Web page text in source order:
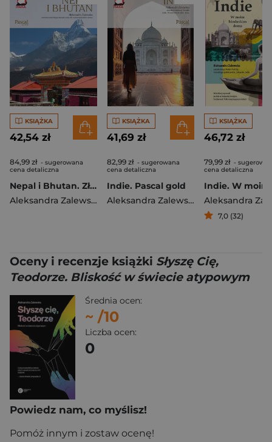
KSIĄŻKA
42,54 zł
84,99 zł - sugerowana
cena detaliczna
Nepal i Bhutan. Złota Seria
Aleksandra Zalewska
KSIĄŻKA
41,69 zł
82,99 zł - sugerowana
cena detaliczna
Indie. Pascal gold
Aleksandra Zalewska
KSIĄŻKA
46,72 zł
79,99 zł -
cena detaliczna
7,0 (32)
Oceny i recenzje książki Słyszę Cię,
Teodorze. Bliskość w świecie atypowym
Średnia ocen:
~ /10
Liczba ocen:
0
Powiedz nam, co myślisz!
Pomóż innym i zostaw ocenę!